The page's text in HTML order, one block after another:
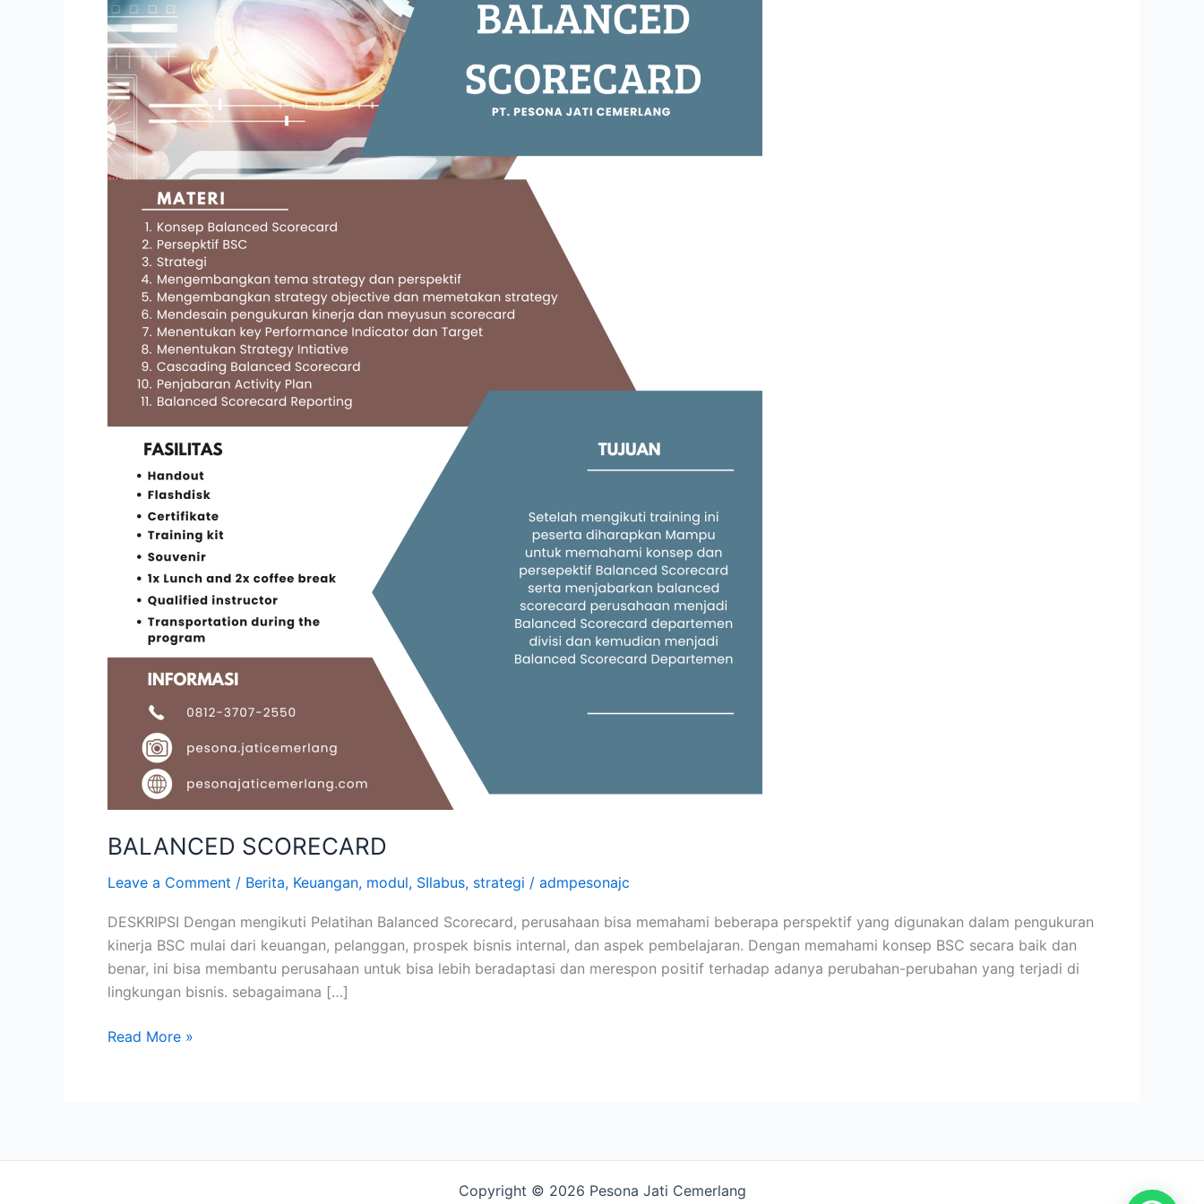
BALANCED SCORECARD
Leave a Comment / Berita, Keuangan, modul, SIlabus, strategi / admpesonajc
DESKRIPSI Dengan mengikuti Pelatihan Balanced Scorecard, perusahaan bisa memahami beberapa perspektif yang digunakan dalam pengukuran
kinerja BSC mulai dari keuangan, pelanggan, prospek bisnis internal, dan aspek pembelajaran. Dengan memahami konsep BSC secara baik dan
benar, ini bisa membantu perusahaan untuk bisa lebih beradaptasi dan merespon positif terhadap adanya perubahan-perubahan yang terjadi di
lingkungan bisnis. sebagaimana […]
Read More »
Copyright © 2026 Pesona Jati Cemerlang